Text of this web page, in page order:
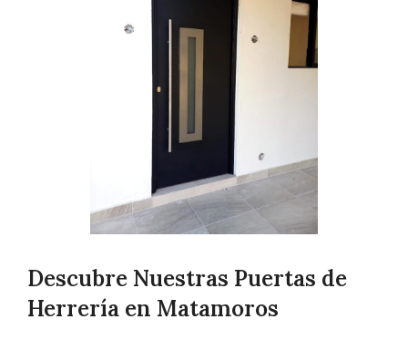
Descubre Nuestras Puertas de
Herrería en Matamoros